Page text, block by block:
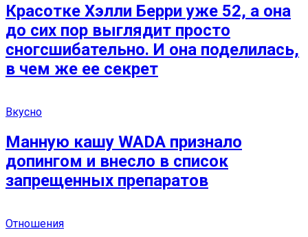
Красотке Хэлли Берри уже 52, а она
до сих пор выглядит просто
сногсшибательно. И она поделилась,
в чем же ее секрет
Вкусно
Манную кашу WADA признало
допингом и внесло в список
запрещенных препаратов
Отношения